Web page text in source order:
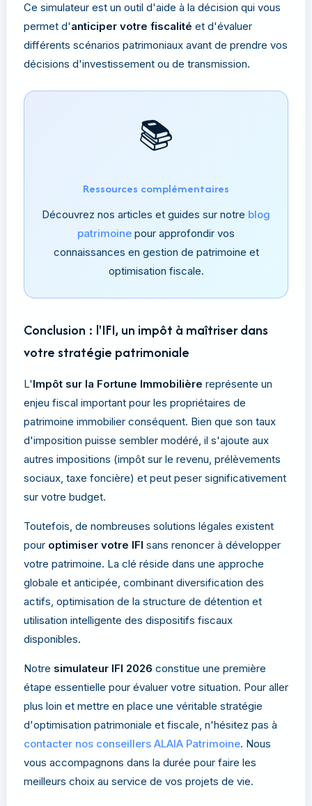
Ce simulateur est un outil d'aide à la décision qui vous
permet d'anticiper votre fiscalité et d'évaluer
différents scénarios patrimoniaux avant de prendre vos
décisions d'investissement ou de transmission.
📚
Ressources complémentaires
Découvrez nos articles et guides sur notre blog
patrimoine pour approfondir vos
connaissances en gestion de patrimoine et
optimisation fiscale.
Conclusion : l'IFI, un impôt à maîtriser dans
votre stratégie patrimoniale
L'Impôt sur la Fortune Immobilière représente un
enjeu fiscal important pour les propriétaires de
patrimoine immobilier conséquent. Bien que son taux
d'imposition puisse sembler modéré, il s'ajoute aux
autres impositions (impôt sur le revenu, prélèvements
sociaux, taxe foncière) et peut peser significativement
sur votre budget.
Toutefois, de nombreuses solutions légales existent
pour optimiser votre IFI sans renoncer à développer
votre patrimoine. La clé réside dans une approche
globale et anticipée, combinant diversification des
actifs, optimisation de la structure de détention et
utilisation intelligente des dispositifs fiscaux
disponibles.
Notre simulateur IFI 2026 constitue une première
étape essentielle pour évaluer votre situation. Pour aller
plus loin et mettre en place une véritable stratégie
d'optimisation patrimoniale et fiscale, n'hésitez pas à
contacter nos conseillers ALAIA Patrimoine. Nous
vous accompagnons dans la durée pour faire les
meilleurs choix au service de vos projets de vie.